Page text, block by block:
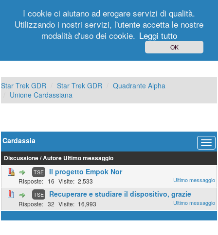
Registrati
Star Trek GDR Star Trek GDR
Quadrante Alpha
Unione Cardassiana
Cardassia
Discussione/Autore Ultimo messaggio
TSE Il progetto Empok Nor
16 2,533
TSE Recuperare e studiare il dispositivo, grazie
32 16,993
I cookie ci aiutano ad erogare servizi di qualità.
Utilizzando i nostri servizi, l'utente accetta le nostre
modalità d'uso dei cookie. Leggi tutto
OK